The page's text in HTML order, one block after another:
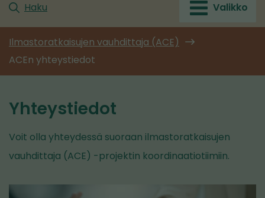
Haku Valikko
Ilmastoratkaisujen vauhdittaja (ACE)
ACEn yhteystiedot
Yhteystiedot
Voit olla yhteydessä suoraan ilmastoratkaisujen
vauhdittaja (ACE) -projektin koordinaatiotiimiin.